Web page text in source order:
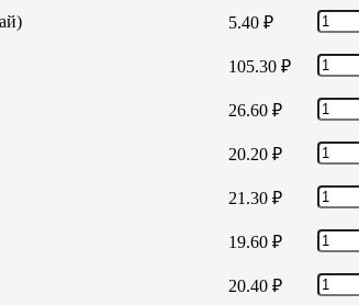
5.40 ₽
105.30 ₽
26.60 ₽
20.20 ₽
21.30 ₽
19.60 ₽
20.40 ₽